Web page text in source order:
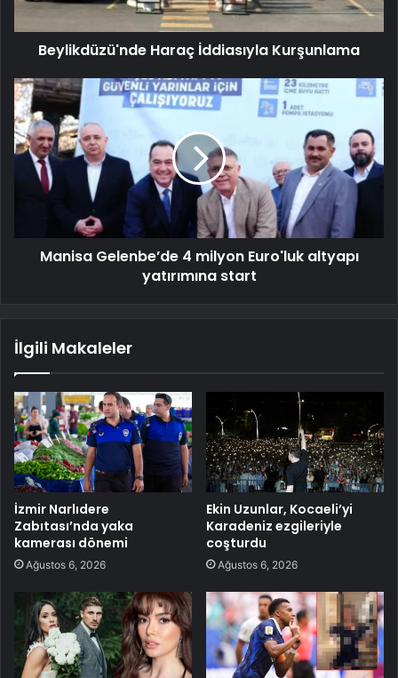
Beylikdüzü'nde Haraç İddiasıyla Kurşunlama
Manisa Gelenbe’de 4 milyon Euro'luk altyapı
yatırımına start
İlgili Makaleler
İzmir Narlıdere
Zabıtası’nda yaka
kamerası dönemi
Ağustos 6, 2026
Ekin Uzunlar, Kocaeli’yi
Karadeniz ezgileriyle
coşturdu
Ağustos 6, 2026